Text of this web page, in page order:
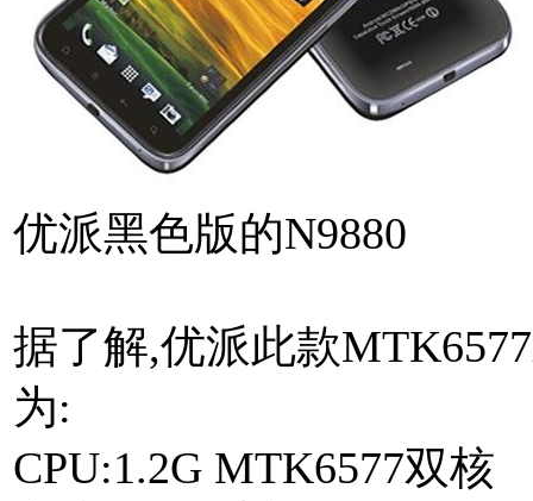
优派黑色版的N9880
据了解,优派此款
为:
CPU:1.2G MTK6577双核